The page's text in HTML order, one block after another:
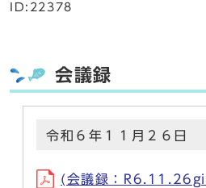
ID:22378
会議録
令和６年１１月２６日
(会議録：